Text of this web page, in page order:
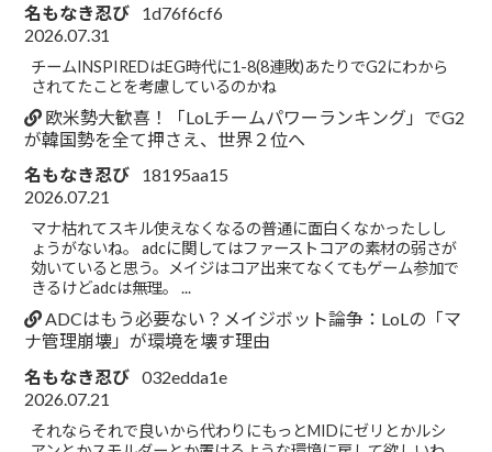
名もなき忍び
1d76f6cf6
2026.07.31
チームINSPIREDはEG時代に1-8(8連敗)あたりでG2にわから
されてたことを考慮しているのかね
欧米勢大歓喜！「LoLチームパワーランキング」でG2
が韓国勢を全て押さえ、世界２位へ
名もなき忍び
18195aa15
2026.07.21
マナ枯れてスキル使えなくなるの普通に面白くなかったしし
ょうがないね。 adcに関してはファーストコアの素材の弱さが
効いていると思う。メイジはコア出来てなくてもゲーム参加で
きるけどadcは無理。 ...
ADCはもう必要ない？メイジボット論争：LoLの「マ
ナ管理崩壊」が環境を壊す理由
名もなき忍び 032edda1e
2026.07.21
それならそれで良いから代わりにもっとMIDにゼリとかルシ